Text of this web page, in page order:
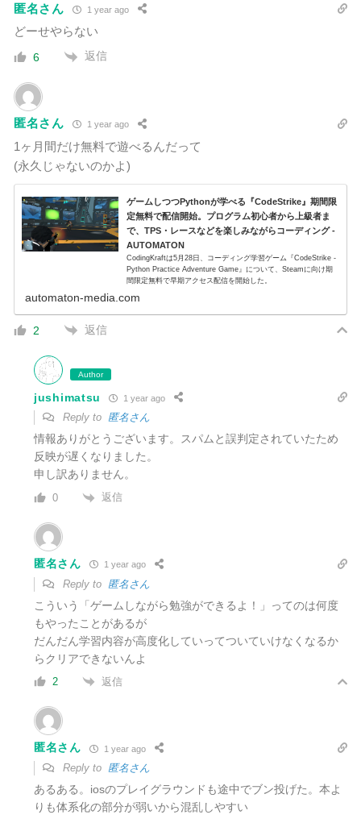
匿名さん 1 year ago
どーせやらない
6 返信
匿名さん 1 year ago
1ヶ月間だけ無料で遊べるんだって
(永久じゃないのかよ)
ゲームしつつPythonが学べる『CodeStrike』期間限
定無料で配信開始。プログラム初心者から上級者ま
で、TPS・レースなどを楽しみながらコーディング -
AUTOMATON
CodingKraftは5月28日、コーディング学習ゲーム『CodeStrike -
Python Practice Adventure Game』について、Steamに向け期
間限定無料で早期アクセス配信を開始した。
automaton-media.com
2 返信
Author
jushimatsu 1 year ago
Reply to 匿名さん
情報ありがとうございます。スパムと誤判定されていたため
反映が遅くなりました。
申し訳ありません。
0 返信
匿名さん 1 year ago
Reply to 匿名さん
こういう「ゲームしながら勉強ができるよ！」ってのは何度
もやったことがあるが
だんだん学習内容が高度化していってついていけなくなるか
らクリアできないんよ
2 返信
匿名さん 1 year ago
Reply to 匿名さん
あるある。iosのプレイグラウンドも途中でブン投げた。本よ
りも体系化の部分が弱いから混乱しやすい